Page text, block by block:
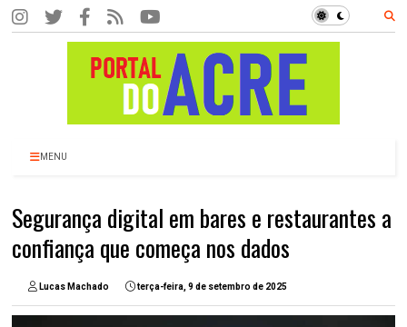
MENU
Segurança digital em bares e restaurantes a
confiança que começa nos dados
Lucas Machado terça-feira, 9 de setembro de 2025